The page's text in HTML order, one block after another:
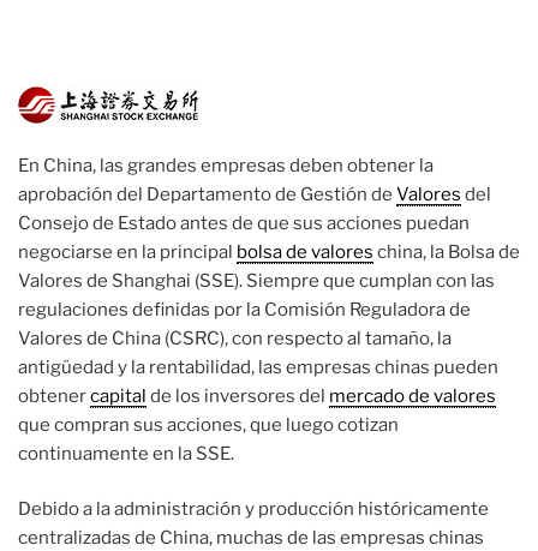
En China, las grandes empresas deben obtener la
aprobación del Departamento de Gestión de Valores del
Consejo de Estado antes de que sus acciones puedan
negociarse en la principal bolsa de valores china, la Bolsa de
Valores de Shanghai (SSE). Siempre que cumplan con las
regulaciones definidas por la Comisión Reguladora de
Valores de China (CSRC), con respecto al tamaño, la
antigüedad y la rentabilidad, las empresas chinas pueden
obtenercapital de los inversores del mercado de valores
que compran sus acciones, que luego cotizan
continuamente en la SSE.
Debido a la administración y producción históricamente
centralizadas de China, muchas de las empresas chinas